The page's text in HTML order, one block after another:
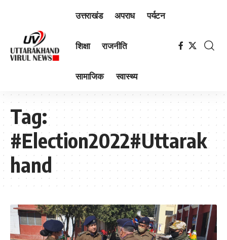
उत्तराखंड अपराध पर्यटन
शिक्षा राजनीति
सामाजिक स्वास्थ्य
Tag:
#Election2022#Uttarak
hand